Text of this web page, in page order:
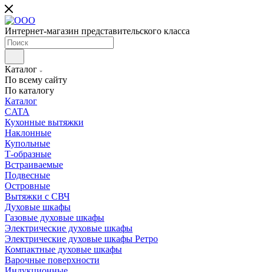
Интернет-магазин представительского класса
Каталог
По всему сайту
По каталогу
Каталог
CATA
Кухонные вытяжки
Наклонные
Купольные
Т-образные
Встраиваемые
Подвесные
Островные
Вытяжки с СВЧ
Духовые шкафы
Газовые духовые шкафы
Электрические духовые шкафы
Электрические духовые шкафы Ретро
Компактные духовые шкафы
Варочные поверхности